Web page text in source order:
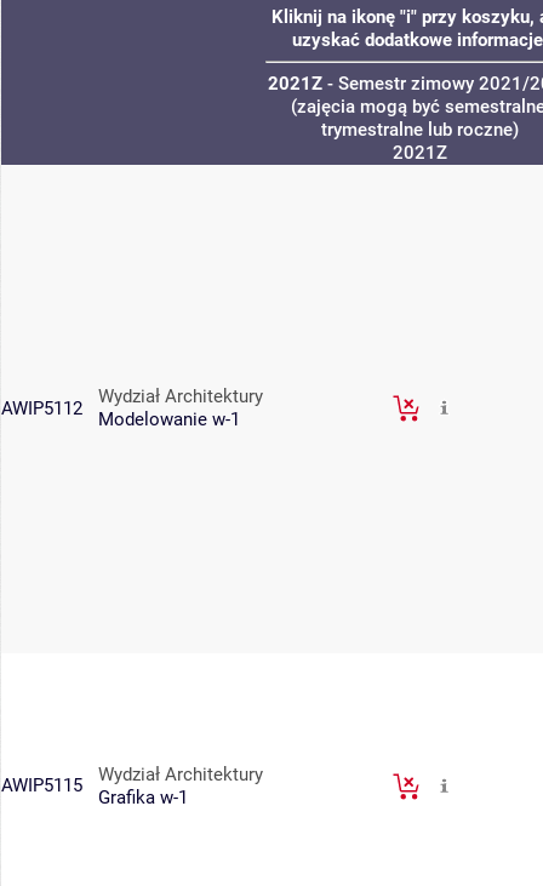
Kliknij na ikonę "i" przy koszyku,
uzyskać dodatkowe
2021Z- Semestr zimowy 2021/
(zajęcia mogą być
trymestralne lub roczne)
2021Z
AWIP5112
Wydział Architektury
Modelowanie w-1
AWIP5115
Wydział Architektury
Grafika w-1